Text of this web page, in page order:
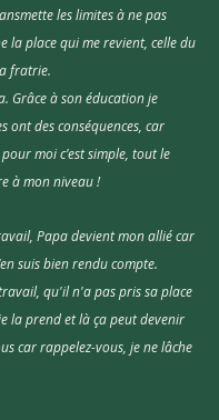
les limites à ne pas
la place qui me revient, celle du
fratrie.
Grâce à son éducation je
ont des conséquences, car
moi c'est simple, tout le
à mon niveau !
Papa devient mon allié car
suis bien rendu compte.
qu'il n'a pas pris sa place
la prend et là ça peut devenir
car rappelez-vous, je ne lâche